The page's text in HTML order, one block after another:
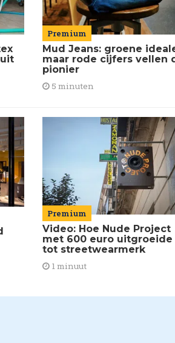
Premium
Mud Jeans: groene
maar rode cijfers vellen
pionier
5 minuten
Premium
Video: Hoe Nude Project
met 600 euro uitgroeide
tot streetwearmerk
1 minuut